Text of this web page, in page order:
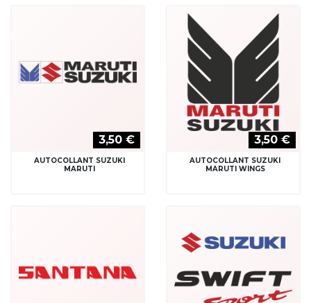
3,50 €
AUTOCOLLANT SUZUKI
MARUTI
3,50 €
AUTOCOLLANT SUZUKI
MARUTI WINGS